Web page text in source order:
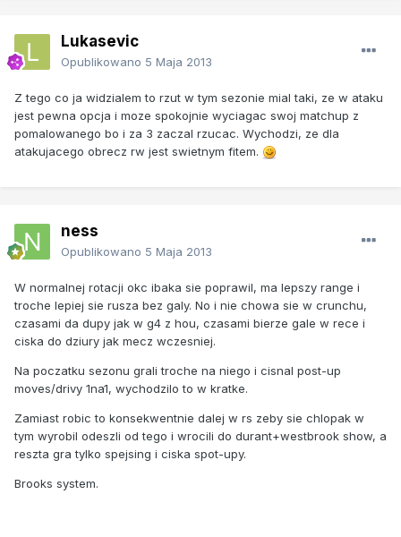
Lukasevic
Opublikowano 5 Maja 2013
Z tego co ja widzialem to rzut w tym sezonie mial taki, ze w ataku
jest pewna opcja i moze spokojnie wyciagac swoj matchup z
pomalowanego bo i za 3 zaczal rzucac. Wychodzi, ze dla
atakujacego obrecz rw jest swietnym fitem.
ness
Opublikowano 5 Maja 2013
W normalnej rotacji okc ibaka sie poprawil, ma lepszy range i
troche lepiej sie rusza bez galy. No i nie chowa sie w crunchu,
czasami da dupy jak w g4 z hou, czasami bierze gale w rece i
ciska do dziury jak mecz wczesniej.
Na poczatku sezonu grali troche na niego i cisnal post-up
moves/drivy 1na1, wychodzilo to w kratke.
Zamiast robic to konsekwentnie dalej w rs zeby sie chlopak w
tym wyrobil odeszli od tego i wrocili do durant+westbrook show, a
reszta gra tylko spejsing i ciska spot-upy.
Brooks system.